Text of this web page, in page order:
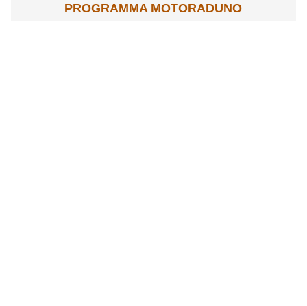
PROGRAMMA MOTORADUNO